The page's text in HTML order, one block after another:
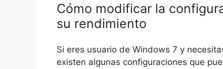
Cómo modificar la
su rendimiento
Si eres usuario de Windows 7 y
existen algunas configuraciones que